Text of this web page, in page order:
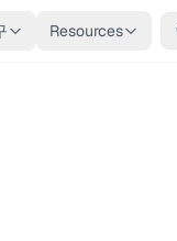
Resources